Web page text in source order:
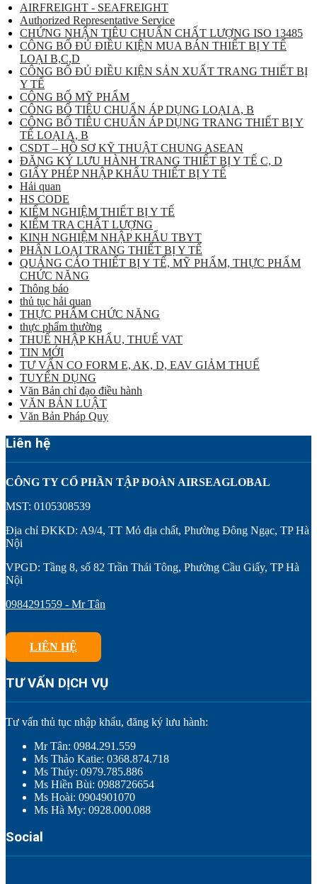
AIRFREIGHT - SEAFREIGHT
Authorized Representative Service
CHỨNG NHẬN TIÊU CHUẨN CHẤT LƯỢNG ISO 13485
CÔNG BỐ ĐỦ ĐIỀU KIỆN MUA BÁN THIẾT BỊ Y TẾ
LOẠI B,C,D
CÔNG BỐ ĐỦ ĐIỀU KIỆN SẢN XUẤT TRANG THIẾT BỊ
Y TẾ
CÔNG BỐ MỸ PHẨM
CÔNG BỐ TIÊU CHUẨN ÁP DỤNG LOẠI A, B
CÔNG BỐ TIÊU CHUẨN ÁP DỤNG TRANG THIẾT BỊ Y
TẾ LOẠI A, B
CSDT – HỒ SƠ KỸ THUẬT CHUNG ASEAN
ĐĂNG KÝ LƯU HÀNH TRANG THIẾT BỊ Y TẾ C, D
GIẤY PHÉP NHẬP KHẨU THIẾT BỊ Y TẾ
Hải quan
HS CODE
KIỂM NGHIỆM THIẾT BỊ Y TẾ
KIỂM TRA CHẤT LƯỢNG
KINH NGHIỆM NHẬP KHẨU TBYT
PHÂN LOẠI TRANG THIẾT BỊ Y TẾ
QUẢNG CÁO THIẾT BỊ Y TẾ, MỸ PHẨM, THỰC PHẨM
CHỨC NĂNG
Thông báo
thủ tục hải quan
THỰC PHẨM CHỨC NĂNG
thực phẩm thường
THUẾ NHẬP KHẨU, THUẾ VAT
TIN MỚI
TƯ VẤN CO FORM E, AK, D, EAV GIẢM THUẾ
TUYỂN DỤNG
Văn Bản chỉ đạo điều hành
VĂN BẢN LUẬT
Văn Bản Pháp Quy
Liên hệ
CÔNG TY CỔ PHẦN TẬP ĐOÀN AIRSEAGLOBAL
MST: 0105308539
Địa chỉ ĐKKD: A9/4, TT Mỏ địa chất, Phường Đông Ngạc, TP Hà
Nội
VPGD: Tầng 8, số 82 Trần Thái Tông, Phường Cầu Giấy, TP Hà
Nội
0984291559 - Mr Tân
LIÊN HỆ
TƯ VẤN DỊCH VỤ
Tư vấn thủ tục nhập khẩu, đăng ký lưu hành:
Mr Tân: 0984.291.559
Ms Thảo Katie: 0368.874.718
Ms Thúy: 0979.785.886
Ms Hiền Bùi: 0988726654
Ms Hoài: 0904901070
Ms Hà My: 0928.000.088
Social